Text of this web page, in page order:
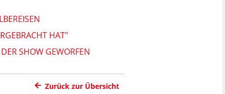
HAT"
SHOW GEWORFEN
Zurück zur Übersicht